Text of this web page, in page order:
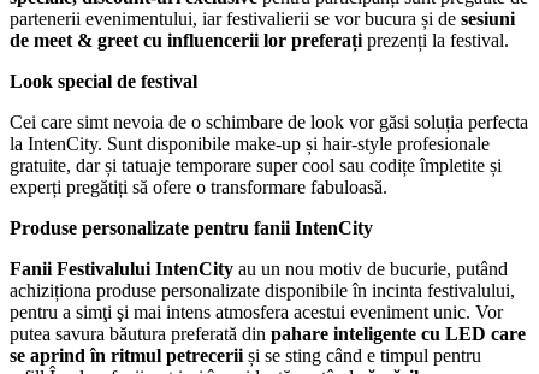
partenerii evenimentului, iar festivalierii se vor bucura și de sesiuni
de meet & greet cu influencerii lor preferați prezenți la festival.
Look special de festival
Cei care simt nevoia de o schimbare de look vor găsi soluția perfecta
la IntenCity. Sunt disponibile make-up și hair-style profesionale
gratuite, dar și tatuaje temporare super cool sau codițe împletite și
experți pregătiți să ofere o transformare fabuloasă.
Produse personalizate pentru fanii IntenCity
Fanii Festivalului IntenCity au un nou motiv de bucurie, putând
achiziționa produse personalizate disponibile în incinta festivalului,
pentru a simţi şi mai intens atmosfera acestui eveniment unic. Vor
putea savura băutura preferată din pahare inteligente cu LED care
se aprind în ritmul petrecerii și se sting când e timpul pentru